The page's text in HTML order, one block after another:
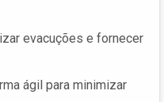
evacuções e fornecer
ágil para minimizar